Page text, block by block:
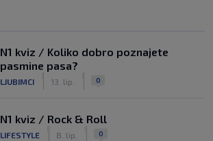
N1 kviz / Koliko dobro poznajete
pasmine pasa?
LJUBIMCI 13. lip. 0
N1 kviz / Rock & Roll
LIFESTYLE 8. lip. 0